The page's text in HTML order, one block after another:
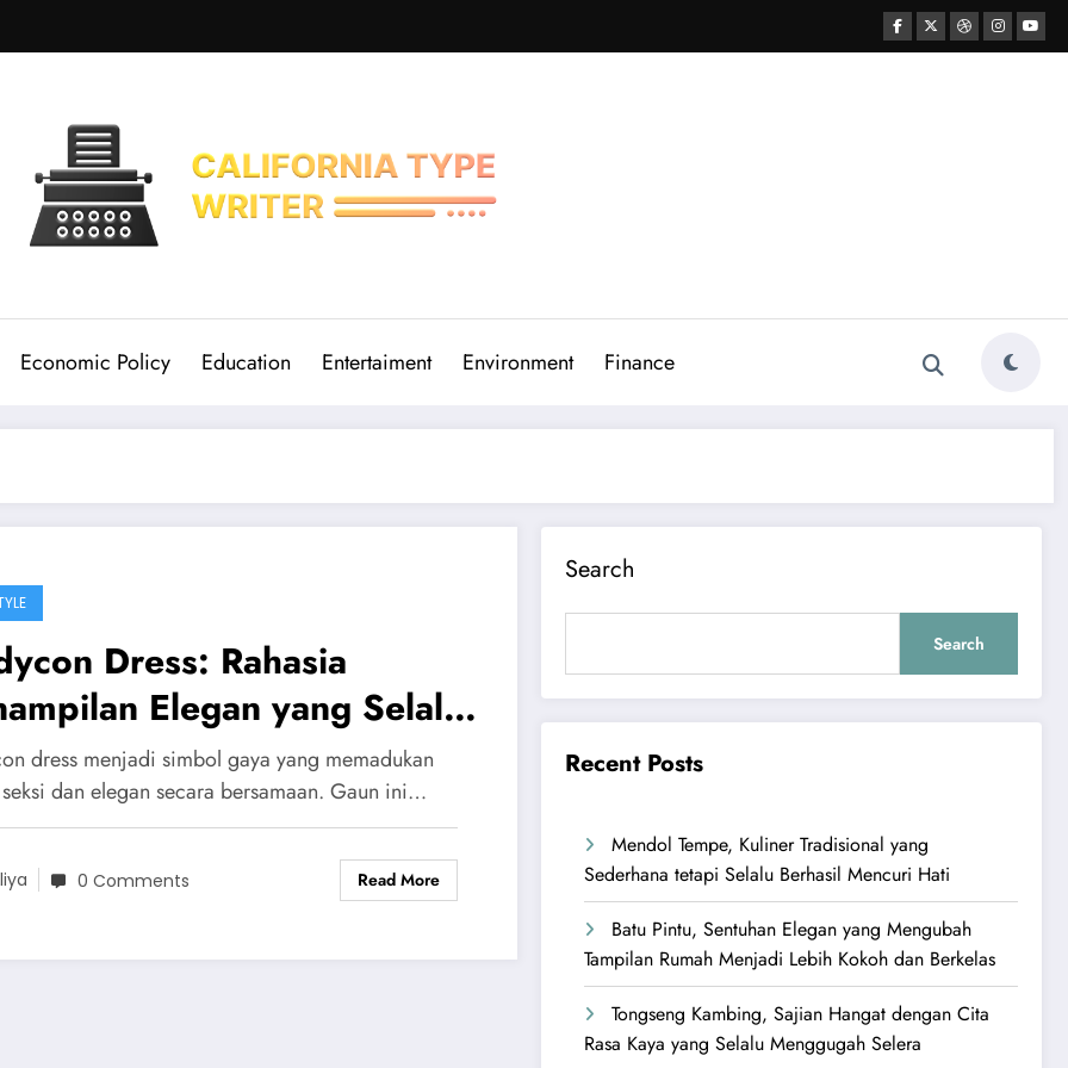
Economic Policy Education Entertaiment Environment Finance
Dress: Rahasia
Elegan yang Selalu
dress menjadi simbol gaya yang memadukan
seksi dan elegan secara bersamaan. Gaun ini…
0 Comments Read More
Search
Search
Recent Posts
Mendol Tempe, Kuliner Tradisional yang
Sederhana tetapi Selalu Berhasil Mencuri Hati
Batu Pintu, Sentuhan Elegan yang Mengubah
Tampilan Rumah Menjadi Lebih Kokoh dan Berkelas
Tongseng Kambing, Sajian Hangat dengan Cita
Rasa Kaya yang Selalu Menggugah Selera